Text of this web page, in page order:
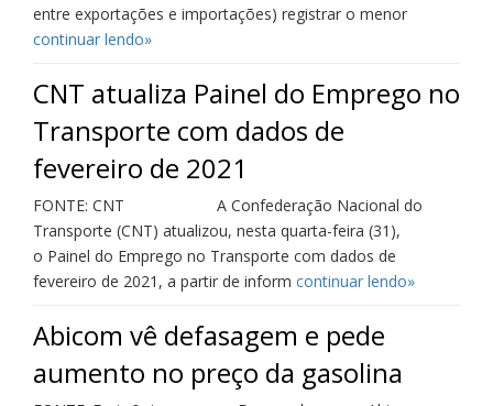
entre exportações e importações) registrar o menor
continuar lendo»
CNT atualiza Painel do Emprego no
Transporte com dados de
fevereiro de 2021
FONTE: CNT A Confederação Nacional do
Transporte (CNT) atualizou, nesta quarta-feira (31),
o Painel do Emprego no Transporte com dados de
fevereiro de 2021, a partir de inform continuar lendo»
Abicom vê defasagem e pede
aumento no preço da gasolina